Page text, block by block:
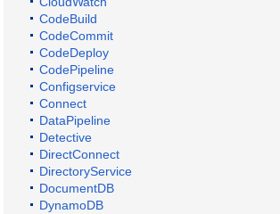
CodeBuild
CodeCommit
CodeDeploy
CodePipeline
Configservice
Connect
DataPipeline
Detective
DirectConnect
DirectoryService
DocumentDB
DynamoDB